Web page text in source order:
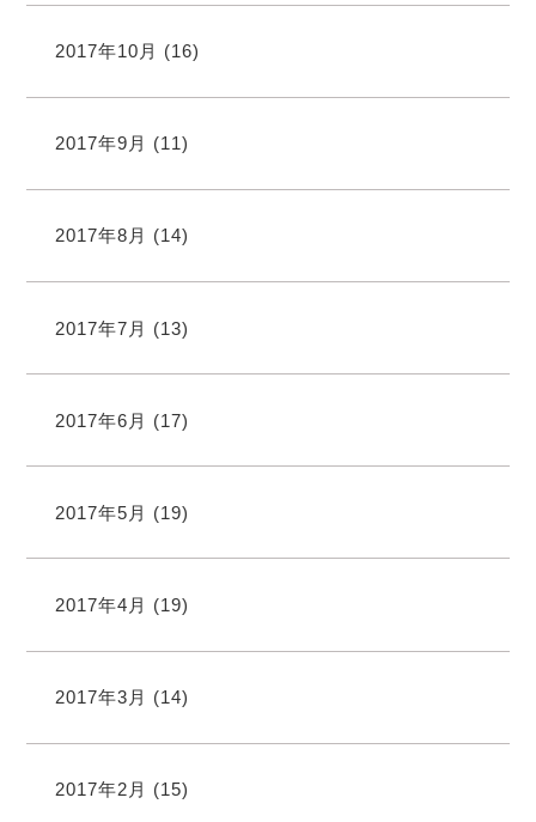
2017年10月 (16)
2017年9月 (11)
2017年8月 (14)
2017年7月 (13)
2017年6月 (17)
2017年5月 (19)
2017年4月 (19)
2017年3月 (14)
2017年2月 (15)